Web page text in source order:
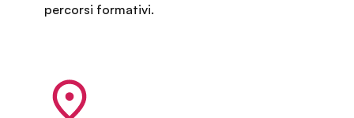
percorsi formativi.